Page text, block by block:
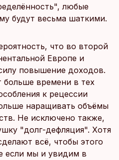
любые
будут весьма шаткими.
что во второй
Европе и
повышение доходов.
больше времени в тех
к рецессии
наращивать объёмы
Не исключено также,
"долг-дефляция". Хотя
всё, чтобы этого
если мы и увидим в